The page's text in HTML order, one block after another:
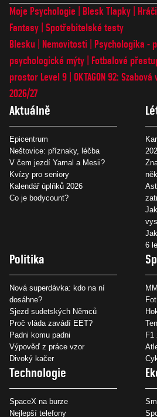
Moje Psychologie Blesk Tlapky
Fantasy Spotřebitelské testy
Blesku
Nemovitosti
Psychologika -
psychologické mýty
Fotbalové
prostor Level 9 OKTAGON 92:
2026/27
Aktuálně
Epicentrum
Neštovice: příznaky, léčba
V čem jezdí Yamal a Mesii?
Kvízy pro seniory
Kalendář úplňků 2026
Co je bodycount?
6
Politika
Nová superdávka: kdo na ní
dosáhne?
Sjezd sudetských Němců
Proč vláda zavádí EET?
Padni komu padni
Výpověď z práce vzor
Divoký kačer
F1
Technologie
SpaceX na burze
Nejlepší telefony